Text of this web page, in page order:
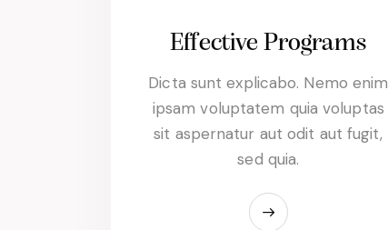
Effective Programs
Dicta sunt explicabo. Nemo enim
ipsam voluptatem quia voluptas
sit aspernatur aut odit aut fugit,
sed quia.